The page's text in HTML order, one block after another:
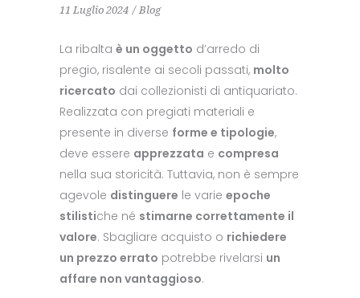
11 Luglio 2024 Blog
La ribalta è un oggetto d’arredo di
pregio, risalente ai secoli passati, molto
ricercato dai collezionisti di antiquariato.
Realizzata con pregiati materiali e
presente in diverse forme e tipologie,
deve essere apprezzata e compresa
nella sua storicità. Tuttavia, non è sempre
agevole distinguere le varie epoche
stilistiche né stimarne correttamente il
valore. Sbagliare acquisto o richiedere
un prezzo errato potrebbe rivelarsi un
affare non vantaggioso.